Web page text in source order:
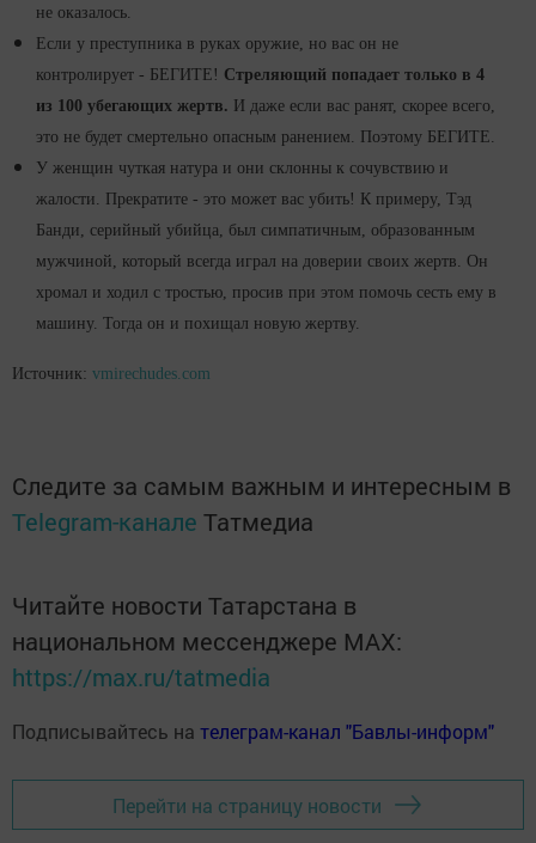
не оказалось.
Если у преступника в руках оружие, но вас он не
контролирует - БЕГИТЕ! Стреляющий попадает только в 4
из 100 убегающих жертв. И даже если вас ранят, скорее всего,
это не будет смертельно опасным ранением. Поэтому БЕГИТЕ.
У женщин чуткая натура и они склонны к сочувствию и
жалости. Прекратите - это может вас убить! К примеру, Тэд
Банди, серийный убийца, был симпатичным, образованным
мужчиной, который всегда играл на доверии своих жертв. Он
хромал и ходил с тростью, просив при этом помочь сесть ему в
машину. Тогда он и похищал новую жертву.
Источник: vmirechudes.com
Следите за самым важным и интересным в
Telegram-канале Татмедиа
Читайте новости Татарстана в
национальном мессенджере MАХ:
https://max.ru/tatmedia
Подписывайтесь на телеграм-канал "Бавлы-информ"
Перейти на страницу новости